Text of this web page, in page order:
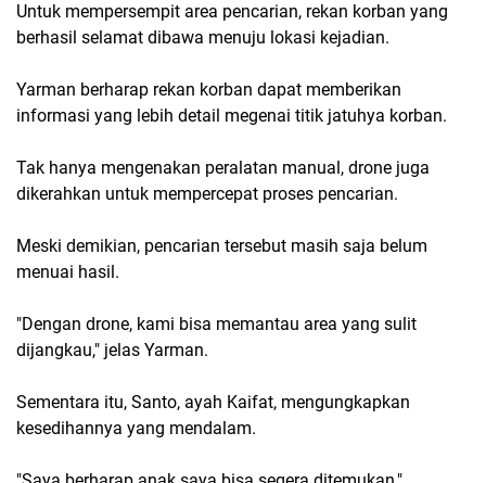
Untuk mempersempit area pencarian, rekan korban yang
berhasil selamat dibawa menuju lokasi kejadian.
Yarman berharap rekan korban dapat memberikan
informasi yang lebih detail megenai titik jatuhya korban.
Tak hanya mengenakan peralatan manual, drone juga
dikerahkan untuk mempercepat proses pencarian.
Meski demikian, pencarian tersebut masih saja belum
menuai hasil.
"Dengan drone, kami bisa memantau area yang sulit
dijangkau," jelas Yarman.
Sementara itu, Santo, ayah Kaifat, mengungkapkan
kesedihannya yang mendalam.